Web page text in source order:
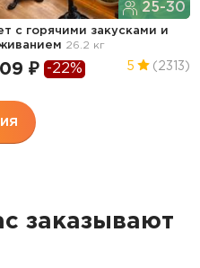
25-30
с горячими закусками и
26.2 кг
₽ -22% 5 (2313)
заказывают